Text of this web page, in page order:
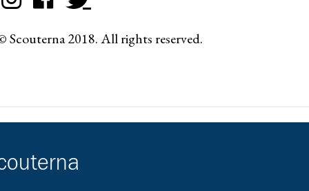
Scouterna 2018. All rights reserved.